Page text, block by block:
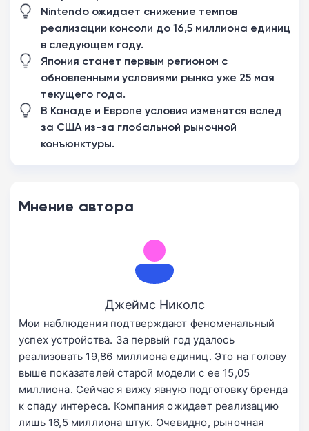
Nintendo ожидает снижение темпов
реализации консоли до 16,5 миллиона единиц
в следующем году.
Япония станет первым регионом с
обновленными условиями рынка уже 25 мая
текущего года.
В Канаде и Европе условия изменятся вслед
за США из-за глобальной рыночной
конъюнктуры.
Мнение автора
Джеймс Николс
Мои наблюдения подтверждают феноменальный
успех устройства. За первый год удалось
реализовать 19,86 миллиона единиц. Это на голову
выше показателей старой модели с ее 15,05
миллиона. Сейчас я вижу явную подготовку бренда
к спаду интереса. Компания ожидает реализацию
лишь 16,5 миллиона штук. Очевидно, рыночная